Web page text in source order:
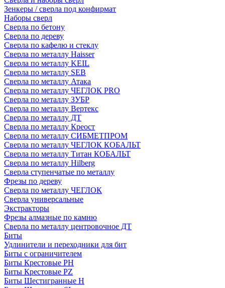
Зенкеры / сверла под конфирмат
Наборы сверл
Сверла по бетону
Сверла по дереву
Сверла по кафелю и стеклу
Сверла по металлу Haisser
Сверла по металлу KEIL
Сверла по металлу SEB
Сверла по металлу Атака
Сверла по металлу ЧЕГЛОК PRO
Сверла по металлу ЗУБР
Сверла по металлу Вертекс
Сверла по металлу ДТ
Сверла по металлу Креост
Сверла по металлу СИБМЕТПРОМ
Сверла по металлу ЧЕГЛОК КОБАЛЬТ
Сверла по металлу Титан КОБАЛЬТ
Сверла по металлу Hilberg
Сверла ступенчатые по металлу
Фрезы по дереву
Сверла по металлу ЧЕГЛОК
Сверла универсальные
Экстракторы
Фрезы алмазные по камню
Сверла по металлу центровочное ДТ
Биты
Удлинители и переходники для бит
Биты с ограничителем
Биты Крестовые PH
Биты Крестовые PZ
Биты Шестигранные H